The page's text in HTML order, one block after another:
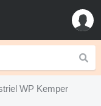
WP Kemper